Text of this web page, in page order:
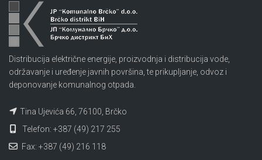
Distribucija električne energije, proizvodnja i distribucija vode,
održavanje i uređenje javnih površina, te prikupljanje, odvoz i
deponovanje komunalnog otpada.
Tina Ujevića 66, 76100, Brčko
Telefon: +387 (49) 217 255
Fax: +387 (49) 216 118